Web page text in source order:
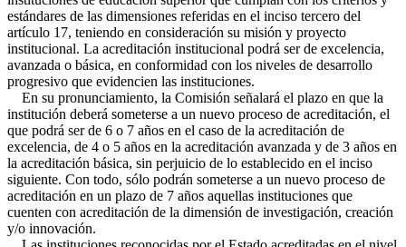
estándares de las dimensiones referidas en el inciso tercero del
artículo 17, teniendo en consideración su misión y proyecto
institucional. La acreditación institucional podrá ser de excelencia,
avanzada o básica, en conformidad con los niveles de desarrollo
progresivo que evidencien las instituciones.
En su pronunciamiento, la Comisión señalará el plazo en que la
institución deberá someterse a un nuevo proceso de acreditación, el
que podrá ser de 6 o 7 años en el caso de la acreditación de
excelencia, de 4 o 5 años en la acreditación avanzada y de 3 años en
la acreditación básica, sin perjuicio de lo establecido en el inciso
siguiente. Con todo, sólo podrán someterse a un nuevo proceso de
acreditación en un plazo de 7 años aquellas instituciones que
cuenten con acreditación de la dimensión de investigación, creación
y/o innovación.